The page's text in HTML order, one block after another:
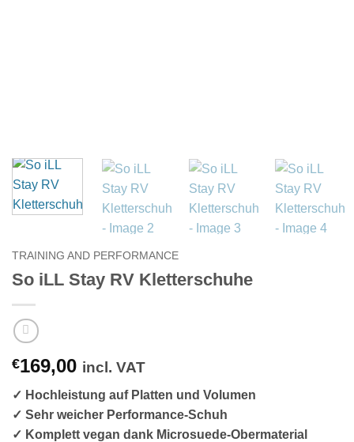
TRAINING AND PERFORMANCE
So iLL Stay RV Kletterschuhe
€169,00 incl. VAT
✓ Hochleistung auf Platten und Volumen
✓ Sehr weicher Performance-Schuh
✓ Komplett vegan dank Microsuede-Obermaterial